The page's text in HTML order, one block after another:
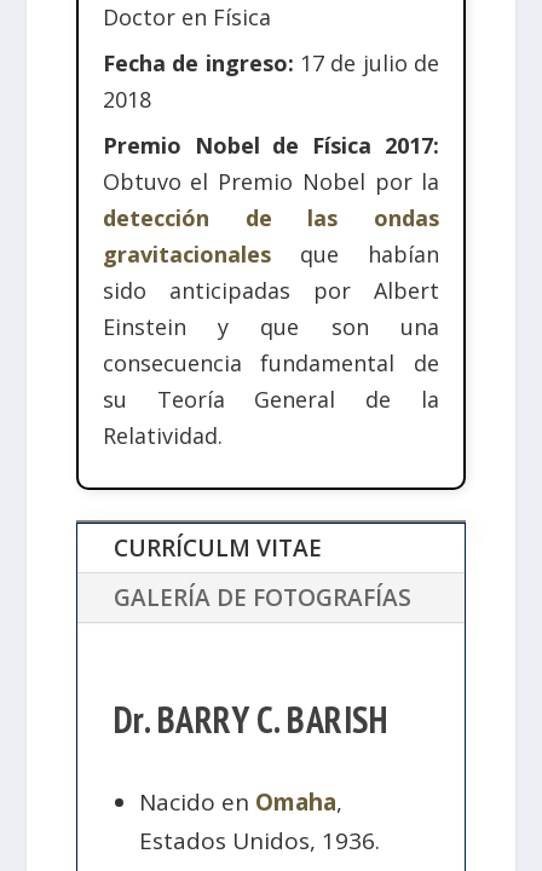
Doctor en Física
Fecha de ingreso: 17 de julio de
2018
Premio Nobel de Física 2017:
Obtuvo el Premio Nobel por la
detección de las ondas
gravitacionalesque habían
sido anticipadas por Albert
Einstein y que son una
consecuencia fundamental de
su Teoría General de la
Relatividad.
CURRÍCULM VITAE
GALERÍA DE FOTOGRAFÍAS
Dr. BARRY C. BARISH
Nacido en Omaha,
Estados Unidos, 1936.